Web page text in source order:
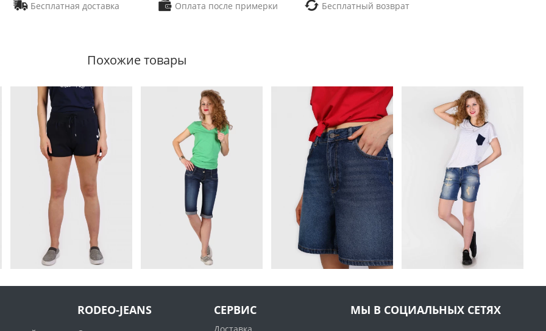
Бесплатная доставка Оплата после примерки Бесплатный возврат
Похожие товары
RODEO-JEANS СЕРВИС МЫ В СОЦИАЛЬНЫХ СЕТЯХ